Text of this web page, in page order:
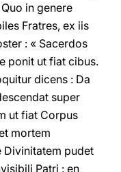
in genere
Fratres, ex iis
: « Sacerdos
ponit ut fiat cibus.
dicens : Da
super
ut fiat Corpus
mortem
Divinitatem pudet
Patri : en